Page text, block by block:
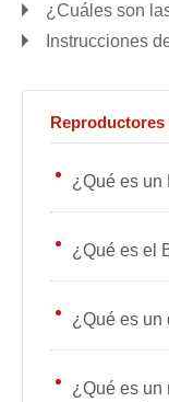
¿Cuáles son
Instrucciones
Reproductores
¿Qué es un
¿Qué es el
¿Qué es un
¿Qué es un